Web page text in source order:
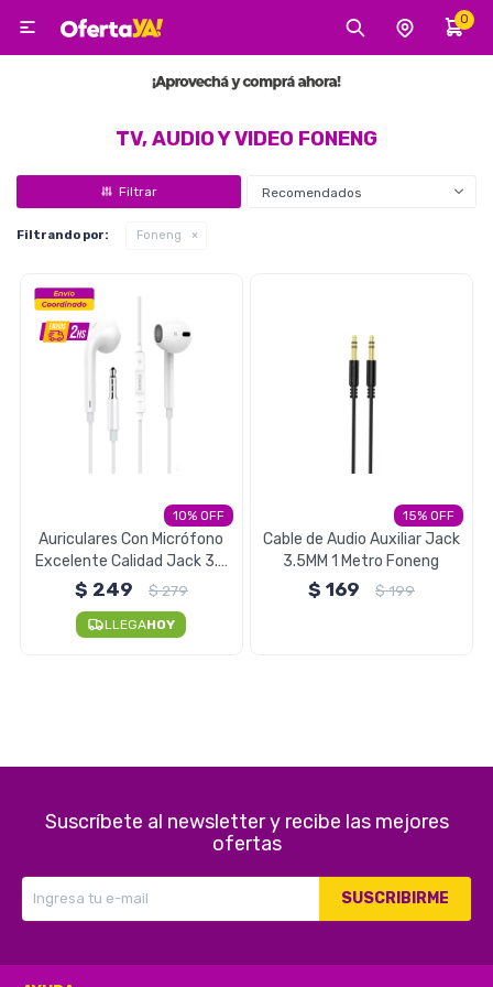
0

TV, AUDIO Y VIDEO FONENG
Recomendados
Filtrando por: Foneng
10
Auriculares Con Micrófono
Excelente Calidad Jack 3.5
MM Foneng
$ 249 $279
LLEGAHOY
15
Cable de Audio Auxiliar Jack
3.5MM 1 Metro Foneng
$ 169 $199
Suscríbete al newsletter y recibe las mejores
ofertas
SUSCRIBIRME
MI CUENTA
Tecnología
Tv, Audio y Video
Gaming
Electrodomésticos
Pequeños electrodomésticos
Deportes y Tiempo Libre